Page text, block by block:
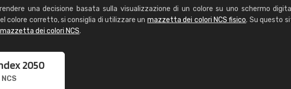
una decisione basata sulla visualizzazione di un colore su uno schermo
colore corretto, si consiglia di utilizzare un mazzetta dei colori NCS fisico. Su questo
dei colori NCS.
2050
NCS